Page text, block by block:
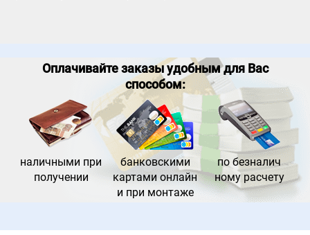
Оплачивайте заказы удобным для Вас
способом:
наличными при
получении
банковскими
картами онлайн
и при монтаже
по безналич
ному расчету